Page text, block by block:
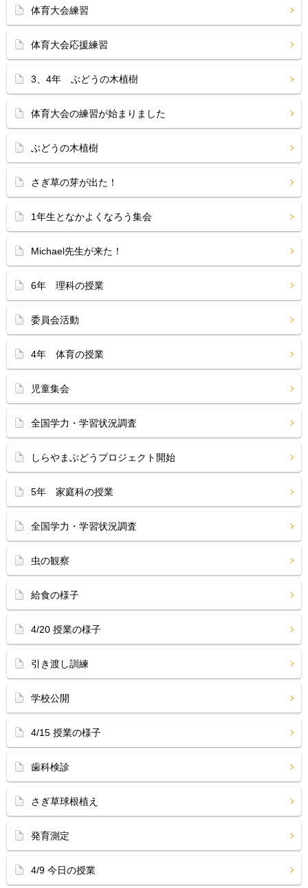
体育大会練習
体育大会応援練習
3、4年 ぶどうの木植樹
体育大会の練習が始まりました
ぶどうの木植樹
さぎ草の芽が出た！
1年生となかよくなろう集会
Michael先生が来た！
6年 理科の授業
委員会活動
4年 体育の授業
児童集会
全国学力・学習状況調査
しらやまぶどうプロジェクト開始
5年 家庭科の授業
全国学力・学習状況調査
虫の観察
給食の様子
4/20 授業の様子
引き渡し訓練
学校公開
4/15 授業の様子
歯科検診
さぎ草球根植え
発育測定
4/9 今日の授業